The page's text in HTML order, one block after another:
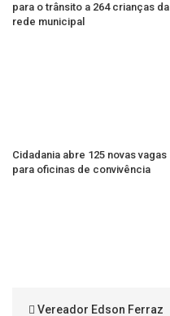
para o trânsito a 264 crianças da
rede municipal
Cidadania abre 125 novas vagas
para oficinas de convivência
Vereador Edson Ferraz